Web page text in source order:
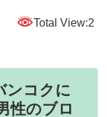
Total View:2
ンコクに
性のブロ